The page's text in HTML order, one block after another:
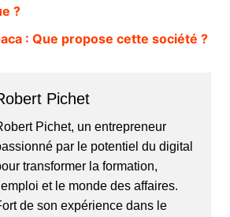
?
: Que propose cette société ?
Pichet
Pichet, un entrepreneur
par le potentiel du digital
transformer la formation,
et le monde des affaires.
de son expérience dans le